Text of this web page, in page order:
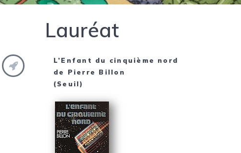
Lauréat
L’Enfant du cinquième nord
de Pierre Billon
(Seuil)